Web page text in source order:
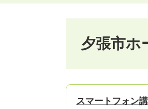
夕張市ホ
スマートフォン